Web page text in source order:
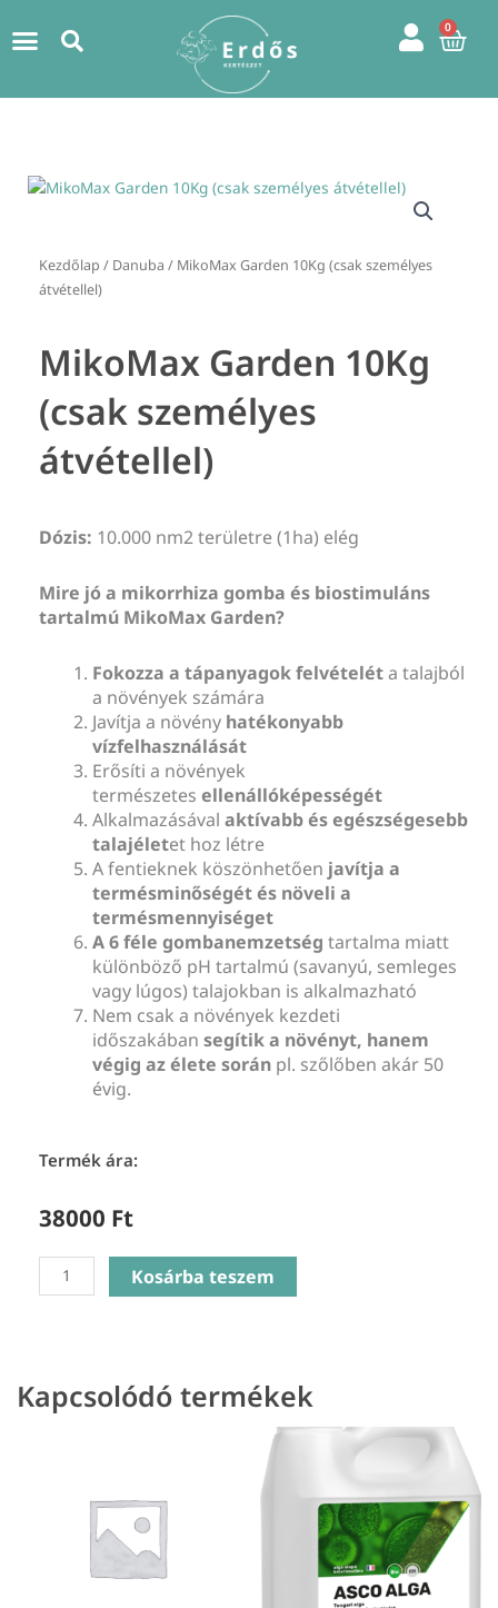
to
0
Kezdőlap / Danuba / MikoMax Garden 10Kg (csak személyes
átvétellel)
MikoMax Garden 10Kg
(csak személyes
átvétellel)
Dózis: 10.000 nm2 területre (1ha) elég
Mire jó a mikorrhiza gomba és biostimuláns
tartalmú MikoMax Garden?
Fokozza a tápanyagok felvételéta talajból
a növények számára
Javítja a növény hatékonyabb
vízfelhasználását
Erősíti a növények
természetes ellenállóképességét
Alkalmazásával aktívabb és egészségesebb
talajéletet hoz létre
A fentieknek köszönhetően javítja a
termésminőségét és növeli a
termésmennyiséget
A 6 féle gombanemzetség tartalma miatt
különböző pH tartalmú (savanyú, semleges
vagy lúgos) talajokban is alkalmazható
Nem csak a növények kezdeti
időszakában segítik a növényt, hanem
végig az élete során pl. szőlőben akár 50
évig.
Termék ára:
38000 Ft
MikoMax
Garden
átvétellel)
mennyiség
Kosárba teszem
Kapcsolódó termékek